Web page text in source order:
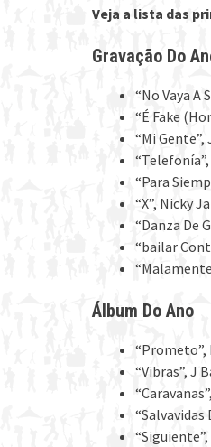
Veja a lista das
Gravação Do
“No Vaya A
“É Fake
“Mi
“Para
“X”, Nicky
“Danza De
“bailar
Álbum Do Ano
“Prometo”,
“Vibras”, J
“Salvavidas